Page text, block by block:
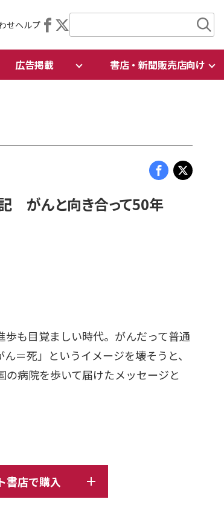
せヘルプ
広告掲載 書店・新聞販売店向け
記 がんと向き合って50年
も目覚ましい時代。がんだって普通
＝死」というイメージを壊そうと、
病院を歩いて届けたメッセージと
書店で購入